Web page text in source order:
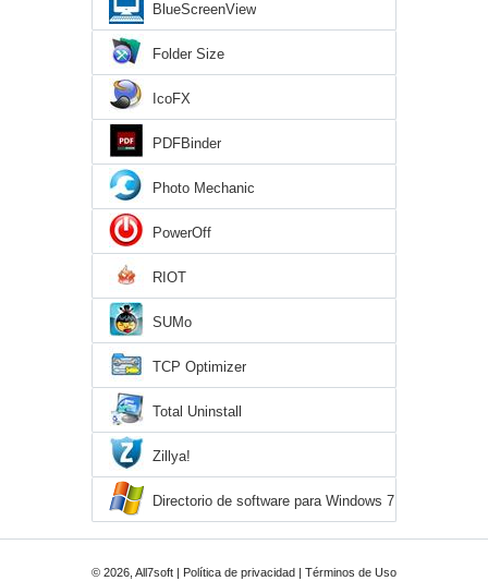
BlueScreenView
Folder Size
IcoFX
PDFBinder
Photo Mechanic
PowerOff
RIOT
SUMo
TCP Optimizer
Total Uninstall
Zillya!
Directorio de software para Windows 7
© 2026, All7soft | Política de privacidad | Términos de Uso